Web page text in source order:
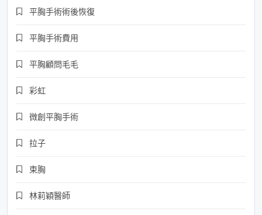
平胸手術術後恢復
平胸手術費用
平胸顧問毛毛
彩虹
微創平胸手術
拉子
束胸
林莉穎醫師